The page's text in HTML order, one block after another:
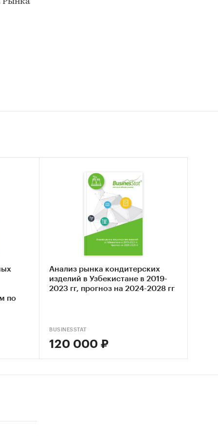
в
и
по
Анализ рынка кондитерских
изделий в Узбекистане в 2019-
2023 гг, прогноз на 2024-2028 гг
BUSINESSTAT
120 000 ₽